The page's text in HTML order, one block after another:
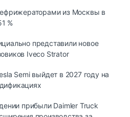
из Москвы в
%
представили новое
Iveco Strator
Semi выйдет в 2027 году на
прибыли Daimler Truck